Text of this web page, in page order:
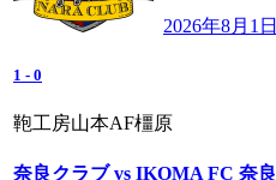
2026年8月1日
1 - 0
鞄工房山本AF橿原
奈良クラブ vs IKOMA FC 奈良